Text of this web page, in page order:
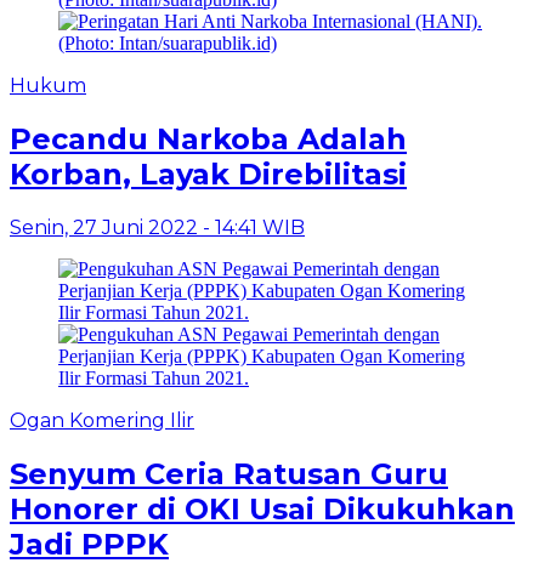
Hukum
Pecandu Narkoba Adalah
Korban, Layak Direbilitasi
Senin, 27 Juni 2022 - 14:41 WIB
Ogan Komering Ilir
Senyum Ceria Ratusan Guru
Honorer di OKI Usai Dikukuhkan
Jadi PPPK